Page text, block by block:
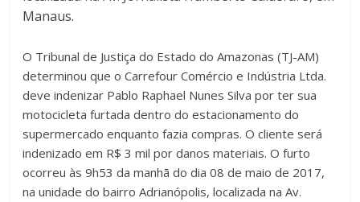
Manaus.
O Tribunal de Justiça do Estado do Amazonas (TJ-AM)
determinou que o Carrefour Comércio e Indústria Ltda.
deve indenizar Pablo Raphael Nunes Silva por ter sua
motocicleta furtada dentro do estacionamento do
supermercado enquanto fazia compras. O cliente será
indenizado em R$ 3 mil por danos materiais. O furto
ocorreu às 9h53 da manhã do dia 08 de maio de 2017,
na unidade do bairro Adrianópolis, localizada na Av.